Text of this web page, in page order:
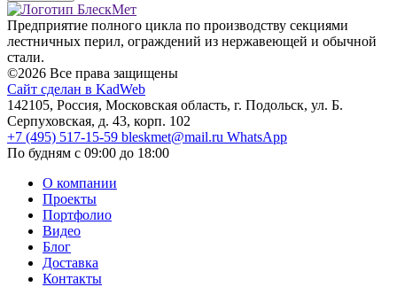
Предприятие полного цикла по производству секциями
лестничных перил, ограждений из нержавеющей и обычной
стали.
©2026 Все права защищены
Сайт сделан в KadWeb
142105, Россия, Московская область, г. Подольск, ул. Б.
Серпуховская, д. 43, корп. 102
+7 (495) 517-15-59 bleskmet@mail.ru WhatsApp
По будням с 09:00 до 18:00
О компании
Проекты
Портфолио
Видео
Блог
Доставка
Контакты